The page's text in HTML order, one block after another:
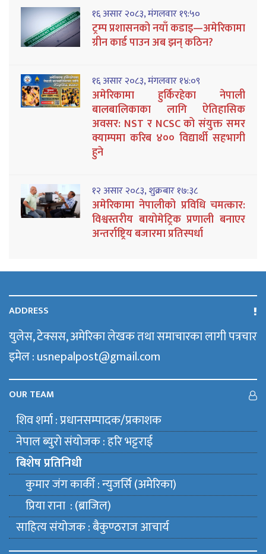
१६ असार २०८३, मंगलवार १९:५०
ट्रम्प प्रशासनको नयाँ कडाइ—अमेरिकामा
ग्रीन कार्ड पाउन अब झन् कठिन?
१६ असार २०८३, मंगलवार १४:०९
अमेरिकामा हुर्किरहेका नेपाली
बालबालिकाका लागि ऐतिहासिक
अवसर: NST र NCSC को संयुक्त समर
क्याम्पमा करिब ४०० विद्यार्थी सहभागी
हुने
१२ असार २०८३, शुक्रबार १७:३८
अमेरिकामा नेपालीको प्रविधि चमत्कार:
विश्वस्तरीय बायोमेट्रिक प्रणाली बनाएर
अन्तर्राष्ट्रिय बजारमा प्रतिस्पर्धा
ADDRESS
युलेस, टेक्सस, अमेरिका लेखक तथा समाचारका लागी पत्रचार
इमेल : usnepalpost@gmail.com
OUR TEAM
शिव शर्मा : प्रधानसम्पादक/प्रकाशक
नेपाल ब्युराे संयाेजक : हरि भट्टराई
बिशेष प्रतिनिधी
कुमार जंग कार्की : न्युजर्सि (अमेरिका)
प्रिया राना : (ब्राजिल)
साहित्य संयाेजक : बैकुण्ठराज आचार्य